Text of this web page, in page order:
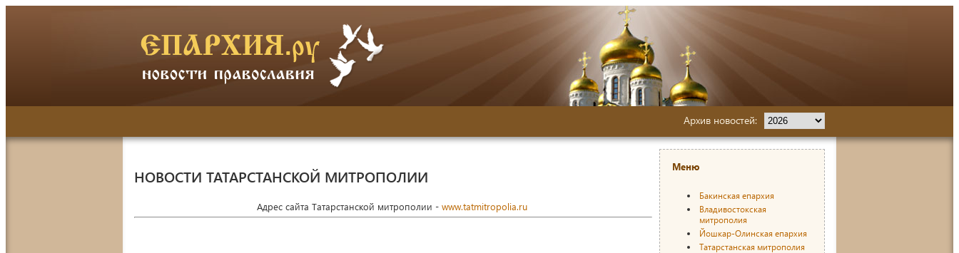
Архив новостей:
НОВОСТИ ТАТАРСТАНСКОЙ МИТРОПОЛИИ
Адрес сайта Татарстанской митрополии - www.tatmitropolia.ru
Меню
Бакинская епархия
Владивостокская
митрополия
Йошкар-Олинская епархия
Татарстанская митрополия